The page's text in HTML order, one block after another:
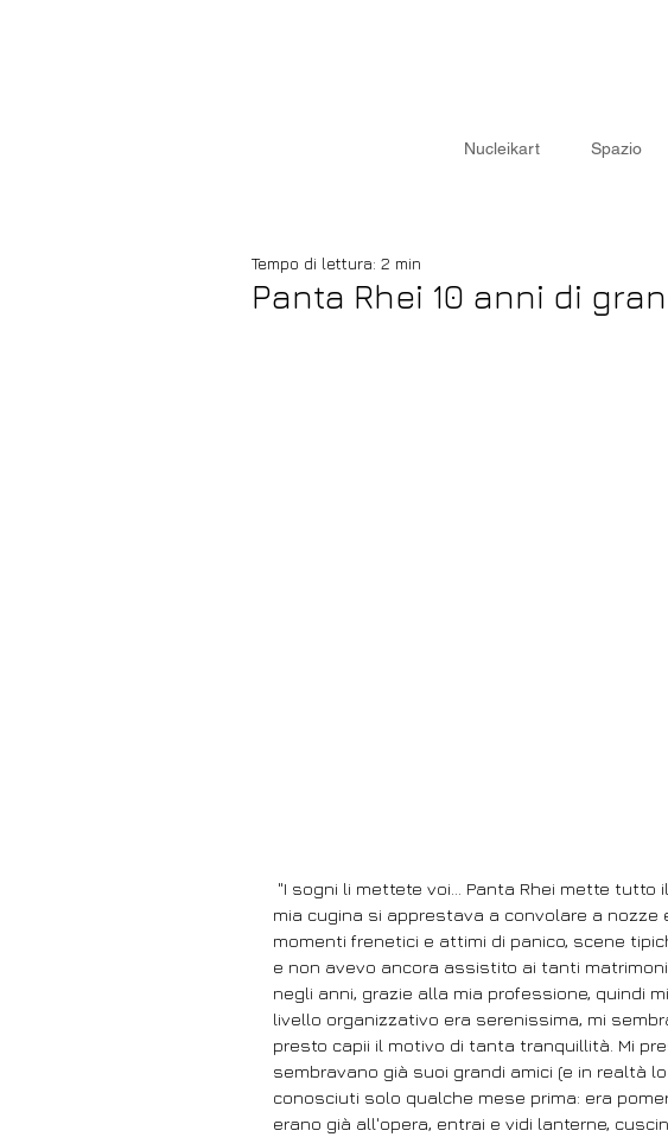
Nucleikart Spazio
Panta Rhei 10 anni di
Tempo di lettura: 2 min
"I sogni li mettete voi… Panta Rhei mette tutto
mia cugina si apprestava a convolare a nozze
momenti frenetici e attimi di panico, scene
e non avevo ancora assistito ai tanti
negli anni, grazie alla mia professione, quindi
livello organizzativo era serenissima, mi
presto capii il motivo di tanta tranquillità. Mi
sembravano già suoi grandi amici (e in realtà
conosciuti solo qualche mese prima: era
erano già all'opera, entrai e vidi lanterne,